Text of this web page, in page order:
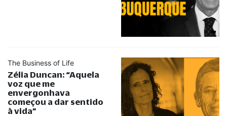
The Business of Life
Zélia Duncan: “Aquela
voz que me
envergonhava
começou a dar sentido
à vida”